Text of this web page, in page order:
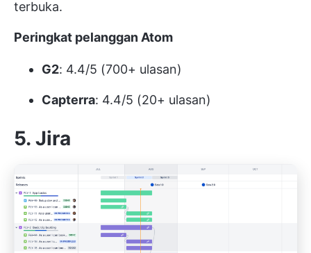
terbuka.
Peringkat pelanggan Atom
G2: 4.4/5 (700+ ulasan)
Capterra: 4.4/5 (20+ ulasan)
5. Jira